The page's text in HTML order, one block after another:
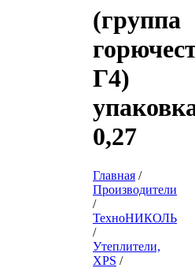
(группа
Г4)
0,27
Главная /
Производители
/
ТехноНИКОЛЬ
/
Утеплители,
XPS /